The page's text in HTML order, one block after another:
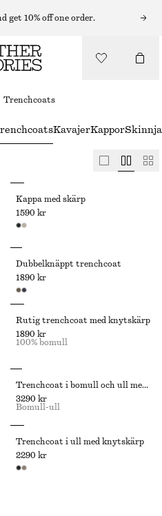
get 10% off one order.
Trenchcoats
KavajerKappor
Kappa med skärp
1590 kr
Dubbelknäppt trenchcoat
1890 kr
Rutig trenchcoat med knytskärp
1890 kr
100% bomull
Trenchcoat i bomull och ull med knytskärp
3290 kr
Bomull-ull
Trenchcoat i ull med knytskärp
2290 kr